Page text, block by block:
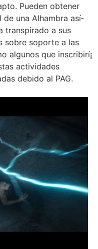
Pueden obtener
de una Alhambra así­
transpirado a sus
sobre soporte a las
algunos que inscribirí¡
actividades
debido al PAG.